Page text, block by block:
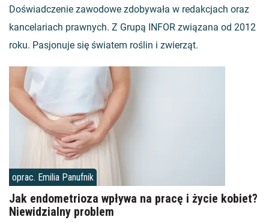
Doświadczenie zawodowe zdobywała w redakcjach oraz
kancelariach prawnych. Z Grupą INFOR związana od 2012
roku. Pasjonuje się światem roślin i zwierząt.
oprac. Emilia Panufnik
Jak endometrioza wpływa na pracę i życie kobiet?
Niewidzialny problem